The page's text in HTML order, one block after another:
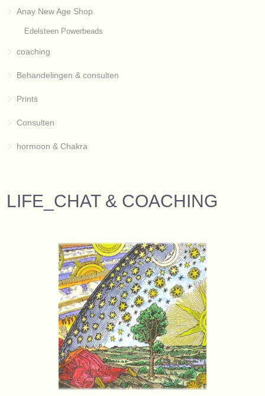
Anay New Age Shop
Edelsteen Powerbeads
coaching
Behandelingen & consulten
Prints
Consulten
hormoon & Chakra
LIFE_CHAT & COACHING